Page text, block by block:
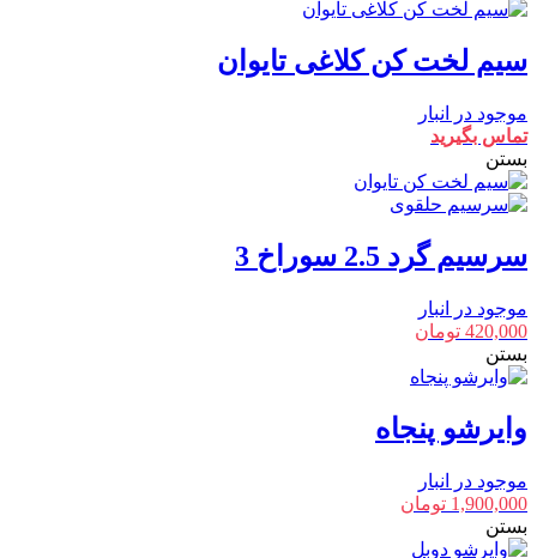
سیم لخت کن کلاغی تایوان
موجود در انبار
تماس بگیرید
بستن
سرسیم گرد 2.5 سوراخ 3
موجود در انبار
420,000 تومان
بستن
وایرشو پنجاه
موجود در انبار
1,900,000 تومان
بستن